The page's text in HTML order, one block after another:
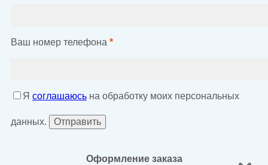
Ваш номер телефона *
Я соглашаюсь на обработку моих персональных
данных.
Оформление заказа